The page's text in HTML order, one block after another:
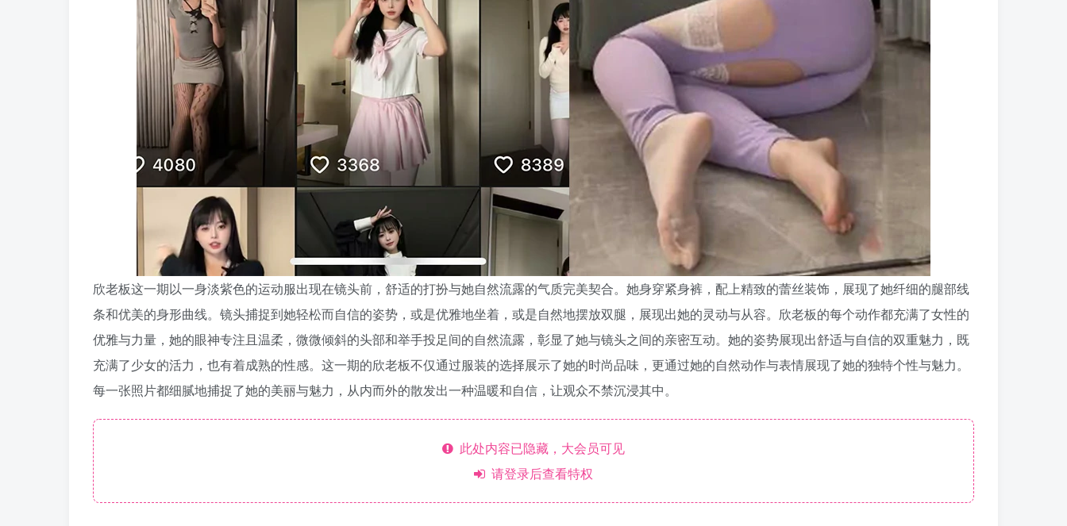
欣老板这一期以一身淡紫色的运动服出现在镜头前，舒适的打扮与她自然流露的气质完美契合。她身穿紧身裤，配上精致的蕾丝装饰，展现了她纤细的腿部线
条和优美的身形曲线。镜头捕捉到她轻松而自信的姿势，或是优雅地坐着，或是自然地摆放双腿，展现出她的灵动与从容。欣老板的每个动作都充满了女性的
优雅与力量，她的眼神专注且温柔，微微倾斜的头部和举手投足间的自然流露，彰显了她与镜头之间的亲密互动。她的姿势展现出舒适与自信的双重魅力，既
充满了少女的活力，也有着成熟的性感。这一期的欣老板不仅通过服装的选择展示了她的时尚品味，更通过她的自然动作与表情展现了她的独特个性与魅力。
每一张照片都细腻地捕捉了她的美丽与魅力，从内而外的散发出一种温暖和自信，让观众不禁沉浸其中。
此处内容已隐藏，大会员可见
请登录后查看特权